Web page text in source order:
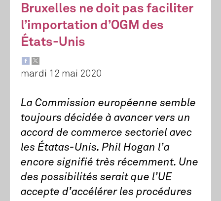
Bruxelles ne doit pas faciliter
l’importation d’OGM des
États-Unis
mardi 12 mai 2020
La Commission européenne semble
toujours décidée à avancer vers un
accord de commerce sectoriel avec
les Étatas-Unis. Phil Hogan l’a
encore signifié très récemment. Une
des possibilités serait que l’UE
accepte d’accélérer les procédures